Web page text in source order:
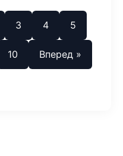
3 4 5
10 Вперед »